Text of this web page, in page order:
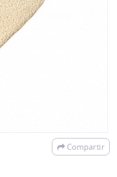
Compartir